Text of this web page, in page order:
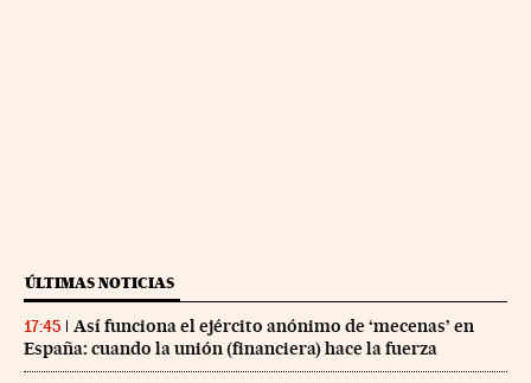
ÚLTIMAS NOTICIAS
17:45
Así funciona el ejército anónimo de ‘mecenas’ en
España: cuando la unión (financiera) hace la fuerza